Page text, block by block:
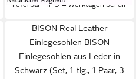
lieferbar - in 3-4 Werktagen bei dir
BISON Real Leather
Einlegesohlen BISON
Einlegesohlen aus Leder in
Schwarz (Set, 1-tlg., 1 Paar, 3